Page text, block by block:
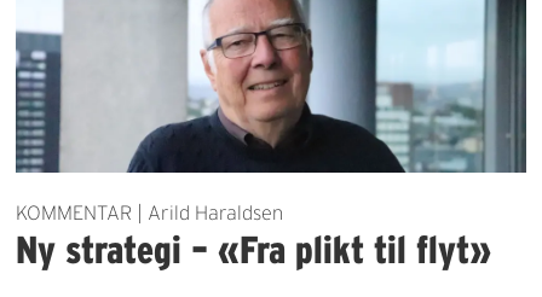
KOMMENTAR | Arild Haraldsen
Ny strategi – «Fra plikt til flyt»